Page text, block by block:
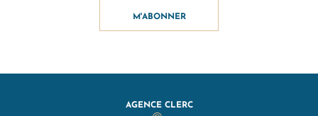
M'ABONNER
AGENCE CLERC